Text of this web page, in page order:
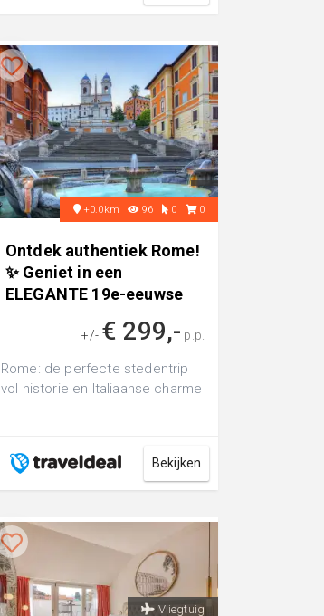
+0.0km 96 0 0
Ontdek authentiek Rome!
✨ Geniet in een
ELEGANTE 19e-eeuwse
+/- € 299,- p.p.
Rome: de perfecte stedentrip
vol historie en Italiaanse charme
Bekijken
Vliegtuig